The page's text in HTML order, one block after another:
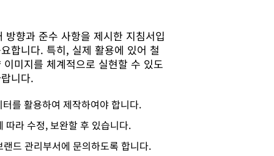
향과 준수 사항을 제시한 지침서입
합니다. 특히, 실제 활용에 있어 철
미지를 체계적으로 실현할 수 있도
니다.
를 활용하여 제작하여야 합니다.
따라 수정, 보완할 후 있습니다.
드 관리부서에 문의하도록 합니다.